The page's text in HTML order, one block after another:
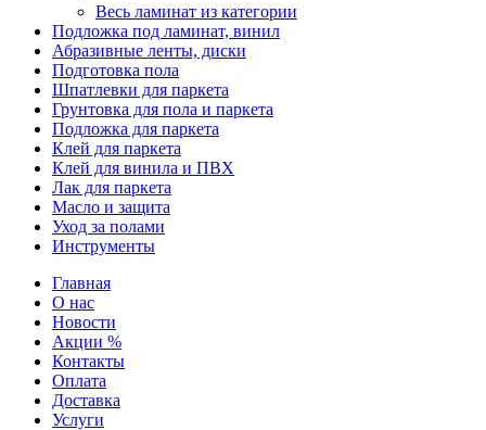
Весь ламинат из категории
Подложка под ламинат, винил
Абразивные ленты, диски
Подготовка пола
Шпатлевки для паркета
Грунтовка для пола и паркета
Подложка для паркета
Клей для паркета
Клей для винила и ПВХ
Лак для паркета
Масло и защита
Уход за полами
Инструменты
Главная
О нас
Новости
Акции %
Контакты
Оплата
Доставка
Услуги